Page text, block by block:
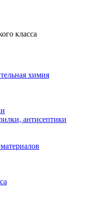
класса
химия
антисептики